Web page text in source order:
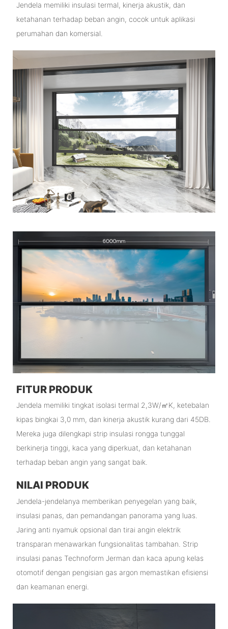
Jendela memiliki insulasi termal, kinerja akustik, dan
ketahanan terhadap beban angin, cocok untuk aplikasi
perumahan dan komersial.
FITUR PRODUK
Jendela memiliki tingkat isolasi termal 2,3W/㎡K, ketebalan
kipas bingkai 3,0 mm, dan kinerja akustik kurang dari 45DB.
Mereka juga dilengkapi strip insulasi rongga tunggal
berkinerja tinggi, kaca yang diperkuat, dan ketahanan
terhadap beban angin yang sangat baik.
NILAI PRODUK
Jendela-jendelanya memberikan penyegelan yang baik,
insulasi panas, dan pemandangan panorama yang luas.
Jaring anti nyamuk opsional dan tirai angin elektrik
transparan menawarkan fungsionalitas tambahan. Strip
insulasi panas Technoform Jerman dan kaca apung kelas
otomotif dengan pengisian gas argon memastikan efisiensi
dan keamanan energi.